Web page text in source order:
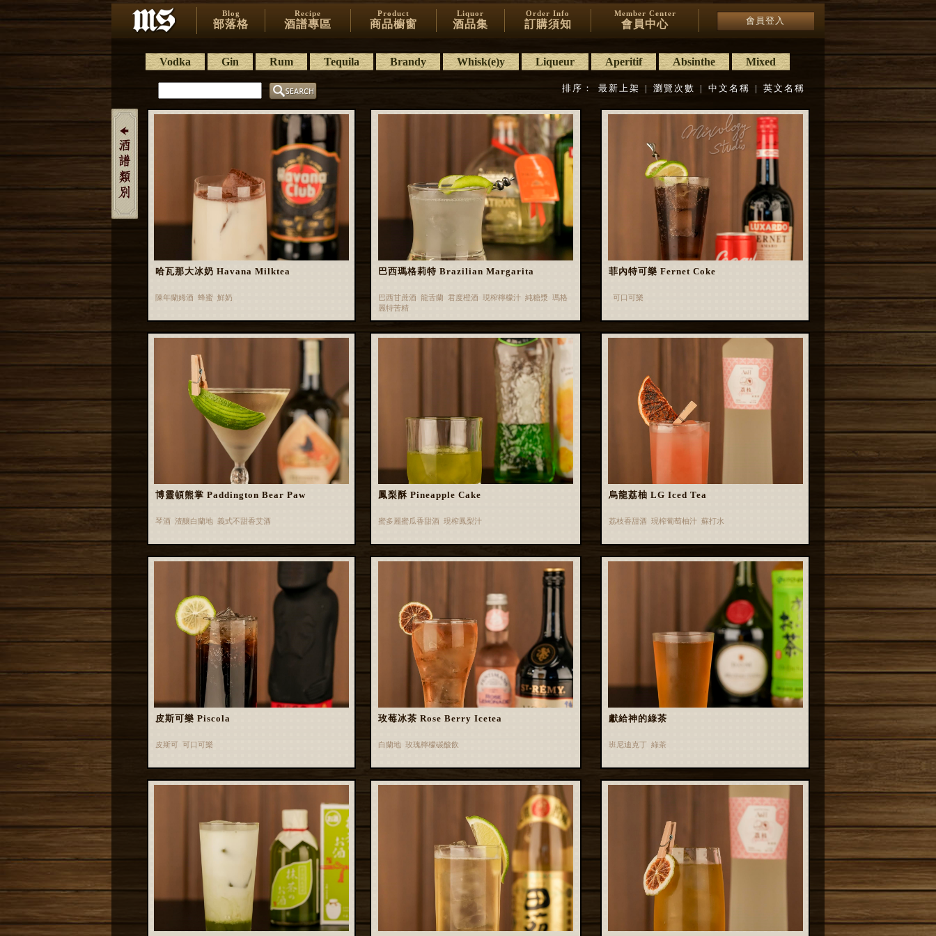
Blog
部落格
Recipe
酒譜專區
Product
商品櫥窗
Liquor
酒品集
Order Info
訂購須知
Member Center
會員中心 會員登入
Vodka Gin Rum Tequila Brandy Whisk(e)y Liqueur Aperitif Absinthe Mixed
排序： 最新上架 | 瀏覽次數 | 中文名稱 | 英文名稱
哈瓦那大冰奶 Havana Milktea
陳年蘭姆酒 蜂蜜 鮮奶
巴西瑪格莉特 Brazilian Margarita
巴西甘蔗酒 龍舌蘭 君度橙酒 現榨檸檬汁 純糖漿 瑪格
麗特苦精
菲內特可樂 Fernet Coke
可口可樂
博靈頓熊掌 Paddington Bear Paw
琴酒 渣釀白蘭地 義式不甜香艾酒
鳳梨酥 Pineapple Cake
蜜多麗蜜瓜香甜酒 現榨鳳梨汁
烏龍荔柚 LG Iced Tea
荔枝香甜酒 現榨葡萄柚汁 蘇打水
皮斯可樂 Piscola
皮斯可 可口可樂
玫莓冰茶 Rose Berry Icetea
白蘭地 玫瑰檸檬碳酸飲
獻給神的綠茶
班尼迪克丁 綠茶